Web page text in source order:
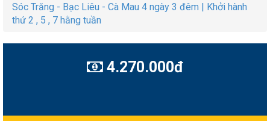
Sóc Trăng - Bạc Liêu - Cà Mau 4 ngày 3 đêm | Khởi hành
thứ 2 , 5 , 7 hằng tuần
4.270.000đ